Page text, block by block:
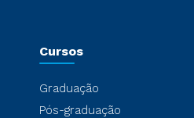
Cursos
Graduação
Pós-graduação